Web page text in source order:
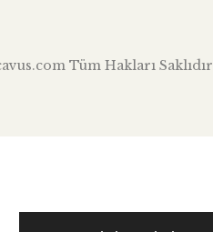
Tüm Hakları Saklıdır